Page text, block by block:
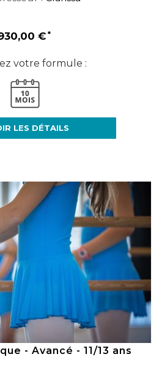
€
votre formule :
LES DÉTAILS
- Avancé - 11/13 ans